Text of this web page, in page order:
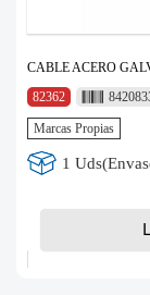
CABLE ACERO
82362
Marcas Propias
1